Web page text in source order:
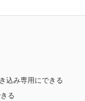
込み専用にできる
る